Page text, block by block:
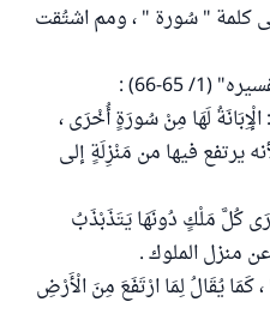
كلمة " سُورة " ، ومم اشتُقت
65-66) :
لَهَا مِنْ سُورَةٍ أُخْرَى ،
يرتفع فيها من مَنْزِلَةٍ إلى
كُلَّ مَلْكٍ دُونَهَا يَتَذَبْذَبُ
منزل الملوك .
يُقَالُ لِمَا ارْتَفَعَ مِنَ الْأَرْضِ